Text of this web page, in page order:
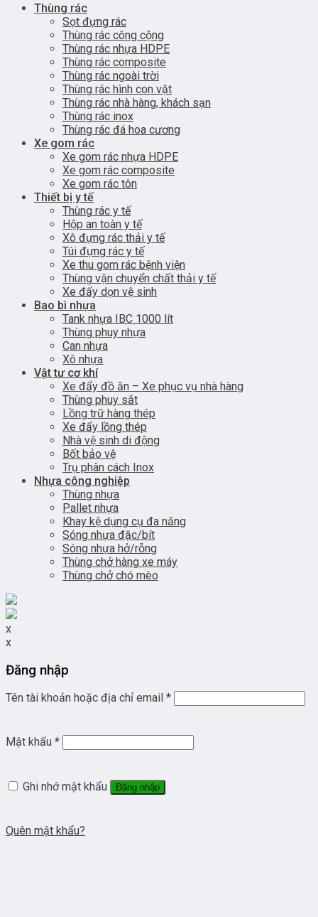
Thùng rác
Sọt đựng rác
Thùng rác công cộng
Thùng rác nhựa HDPE
Thùng rác composite
Thùng rác ngoài trời
Thùng rác hình con vật
Thùng rác nhà hàng, khách sạn
Thùng rác inox
Thùng rác đá hoa cương
Xe gom rác
Xe gom rác nhựa HDPE
Xe gom rác composite
Xe gom rác tôn
Thiết bị y tế
Thùng rác y tế
Hộp an toàn y tế
Xô đựng rác thải y tế
Túi đựng rác y tế
Xe thu gom rác bệnh viện
Thùng vận chuyển chất thải y tế
Xe đẩy dọn vệ sinh
Bao bì nhựa
Tank nhựa IBC 1000 lít
Thùng phuy nhựa
Can nhựa
Xô nhựa
Vật tư cơ khí
Xe đẩy đồ ăn – Xe phục vụ nhà hàng
Thùng phuy sắt
Lồng trữ hàng thép
Xe đẩy lồng thép
Nhà vệ sinh di động
Bốt bảo vệ
Trụ phân cách Inox
Nhựa công nghiệp
Thùng nhựa
Pallet nhựa
Khay kệ dụng cụ đa năng
Sóng nhựa đặc/bít
Sóng nhựa hở/rỗng
Thùng chở hàng xe máy
Thùng chở chó mèo
x
x
Đăng nhập
Tên tài khoản hoặc địa chỉ email *
Mật khẩu *
Ghi nhớ mật khẩu Đăng nhập
Quên mật khẩu?